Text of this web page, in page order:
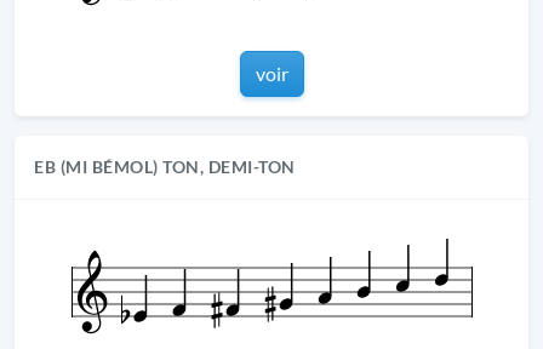
voir
EB (MI BÉMOL) TON, DEMI-TON